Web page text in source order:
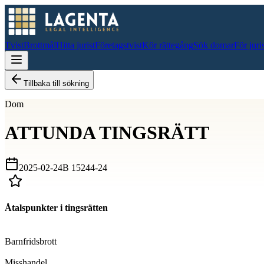
TvistBrottmålHitta juristFöretagstvistKör rättegångSök domarFör
Tillbaka till sökning
Dom
ATTUNDA TINGSRÄTT
2025-02-24B 15244-24
Åtalspunkter i tingsrätten
Barnfridsbrott